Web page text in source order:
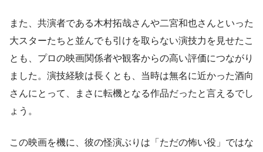
また、共演者である木村拓哉さんや二宮和也さんといった
大スターたちと並んでも引けを取らない演技力を見せたこ
とも、プロの映画関係者や観客からの高い評価につながり
ました。演技経験は長くとも、当時は無名に近かった酒向
さんにとって、まさに転機となる作品だったと言えるでし
ょう。
この映画を機に、彼の怪演ぶりは「ただの怖い役」ではな